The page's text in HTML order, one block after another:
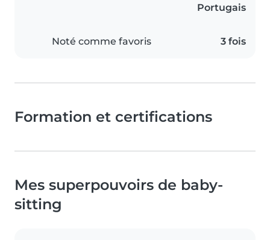
Portugais
Noté comme favoris 3 fois
Formation et certifications
Mes superpouvoirs de baby-
sitting